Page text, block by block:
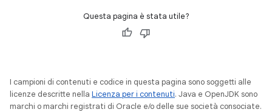
Questa pagina è stata utile?
I campioni di contenuti e codice in questa pagina sono soggetti alle
licenze descritte nella Licenza per i contenuti. Java e OpenJDK sono
marchi o marchi registrati di Oracle e/o delle sue società consociate.